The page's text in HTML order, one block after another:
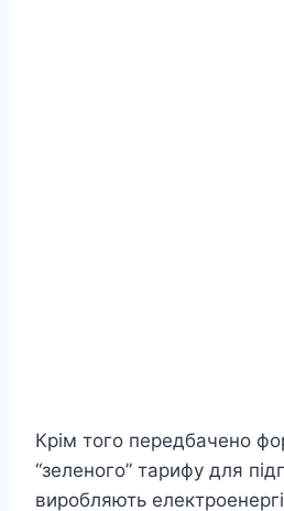
Крім того передбачено
“зеленого” тарифу для
виробляють